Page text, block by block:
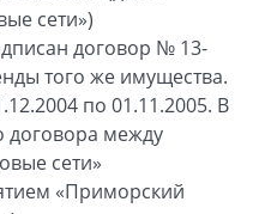
сети»)
договор № 13-
того же имущества.
по 01.11.2005. В
договора между
сети»
«Приморский